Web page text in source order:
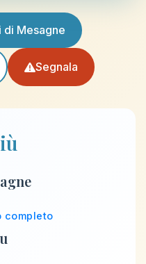
di Mesagne
Segnala
completo